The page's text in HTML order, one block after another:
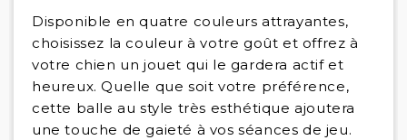
Disponible en quatre couleurs attrayantes,
choisissez la couleur à votre goût et offrez à
votre chien un jouet qui le gardera actif et
heureux. Quelle que soit votre préférence,
cette balle au style très esthétique ajoutera
une touche de gaieté à vos séances de jeu.